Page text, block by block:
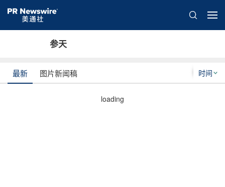
参天
时间
最新 图片新闻稿
loading